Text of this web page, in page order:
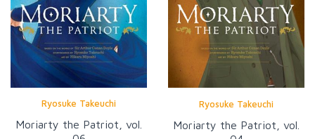
Ryosuke Takeuchi
Moriarty the Patriot, vol.
Ryosuke Takeuchi
Moriarty the Patriot, vol.